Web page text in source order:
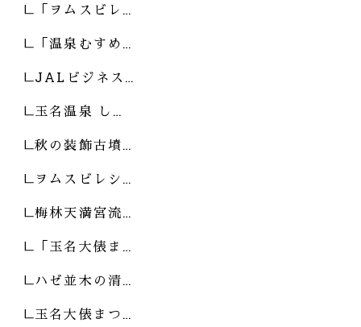
「ヲムスビレ…
「温泉むすめ…
JALビジネス…
玉名温泉 し…
秋の装飾古墳…
ヲムスビレシ…
梅林天満宮流…
「玉名大俵ま…
ハゼ並木の清…
玉名大俵まつ…